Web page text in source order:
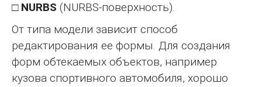
□ NURBS (NURBS-поверхность).
От типа модели зависит способ
редактирования ее формы. Для создания
форм обтекаемых объектов, например
кузова спортивного автомобиля, хорошо